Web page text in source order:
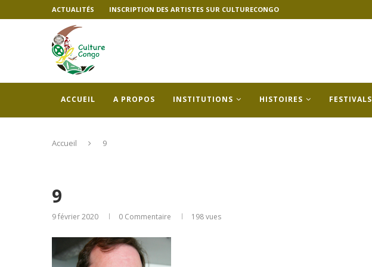
ACTUALITÉS INSCRIPTION DES ARTISTES SUR CULTURECONGO
ACCUEIL A PROPOS INSTITUTIONS HISTOIRES FESTIVALS
Accueil 9
9
9 février 2020 0 Commentaire 198vues